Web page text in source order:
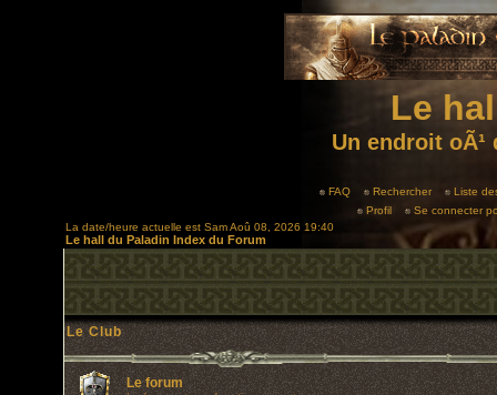
Le
Un endroit
FAQ Rechercher
Liste
Profil
Se connecter
La date/heure actuelle est Sam Aoû 08, 2026 19:40
Le hall du Paladin Index du Forum
Le Club
Le forum